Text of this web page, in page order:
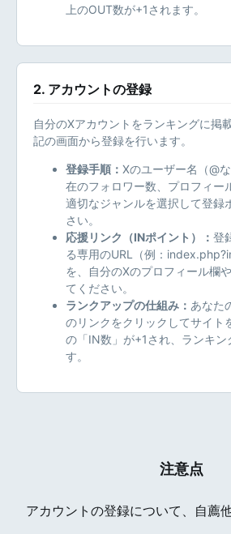
上のOUT数が+1されます。
2. アカウントの登録
自分のXアカウントをランキングに掲
記の画面から登録を行います。
登録手順： Xのユーザー名（@
在のフォロワー数、プロフィー
適切なジャンルを選択して登録
さい。
応援リンク（INポイント）： 登
る専用のURL（例：
を、自分のXのプロフィール欄
てください。
ランクアップの仕組み： あなた
のリンクをクリックしてサイト
の「IN数」が+1され、ランキン
す。
注意点
アカウントの登録について、自薦